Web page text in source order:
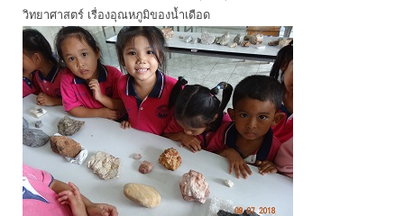
วิทยาศาสตร์ เรื่องอุณหภูมิของน้ำเดือด